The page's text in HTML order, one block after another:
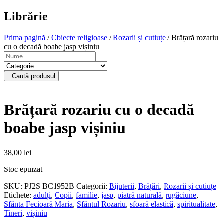
Librărie
Prima pagină /Obiecte religioase /Rozarii și cutiuțe / Brățară rozariu
cu o decadă boabe jasp vișiniu
Caută produsul
Brățară rozariu cu o decadă
boabe jasp vișiniu
38,00 lei
Stoc epuizat
SKU: PJ2S BC1952B Categorii: Bijuterii, Brățări, Rozarii și cutiuțe
Etichete: adulți, Copii, familie, jasp, piatră naturală, rugăciune,
Sfânta Fecioară Maria, Sfântul Rozariu, sfoară elastică, spiritualitate,
Tineri, vișiniu